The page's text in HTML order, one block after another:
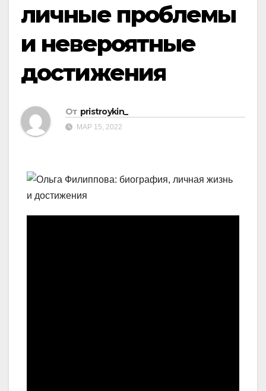
личные проблемы
и невероятные
достижения
От pristroykin_
МАР 15, 2022